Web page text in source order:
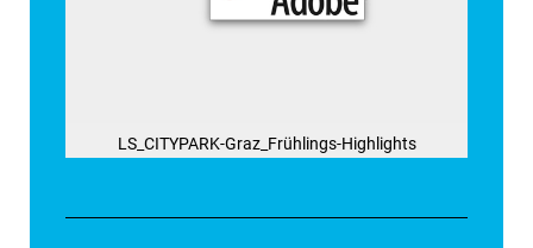
LS_CITYPARK-Graz_Frühlings-Highlights